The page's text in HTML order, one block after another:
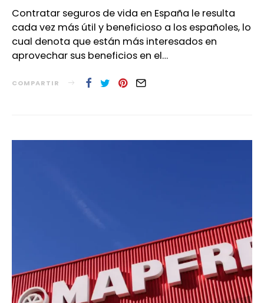
Contratar seguros de vida en España le resulta
cada vez más útil y beneficioso a los españoles, lo
cual denota que están más interesados en
aprovechar sus beneficios en el…
COMPARTIR